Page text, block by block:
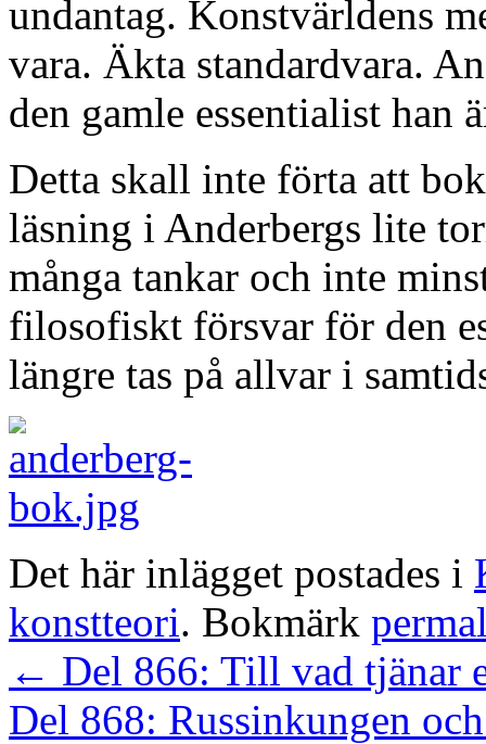
undantag. Konstvärldens
vara. Äkta standardvara.
den gamle essentialist han
Detta skall inte förta att
läsning i Anderbergs lite
många tankar och inte
filosofiskt försvar för den
längre tas på allvar i
Det här inlägget postades i
konstteori. Bokmärk
← Del 866: Till vad tjänar
Del 868: Russinkungen